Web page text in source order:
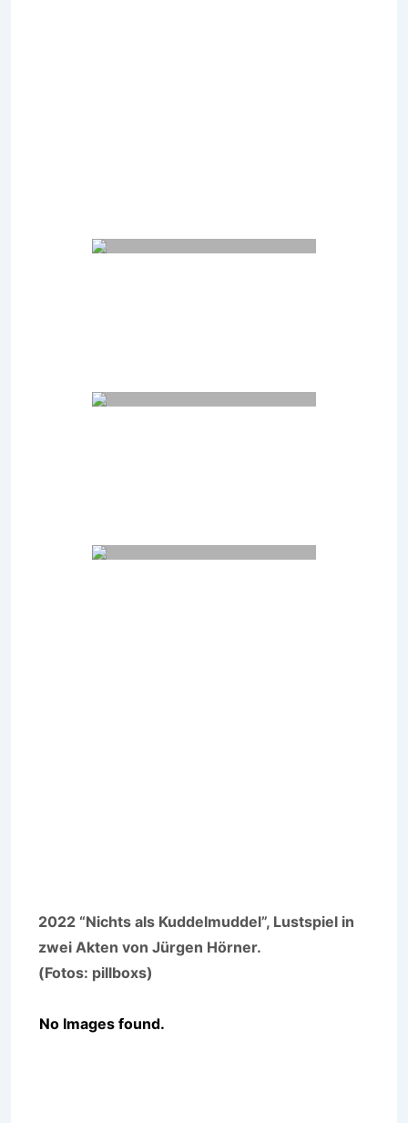
2022 “Nichts als Kuddelmuddel”, Lustspiel in
zwei Akten von Jürgen Hörner.
(Fotos: pillboxs)
No Images found.